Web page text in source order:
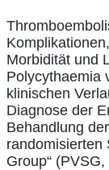
Morbidität und
Polycythaemia
klinischen
Diagnose der
Behandlung
randomisierten
Group“